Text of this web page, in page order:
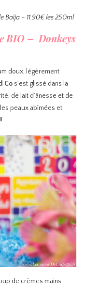
Baîja – 11.90€ les 250ml
BIO – Donkeys
doux, légèrement
Co s’est glissé dans la
de lait d’ânesse et de
peaux abîmées et
de crèmes mains